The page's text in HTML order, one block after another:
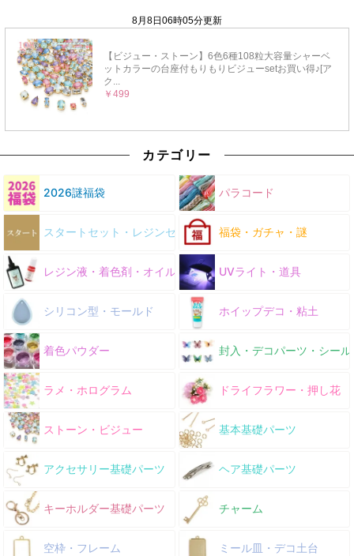
カテゴリー
2026謎福袋 パラコード
スタートセット・レジンセット 福袋・ガチャ・謎
レジン液・着色剤・オイル UVライト・道具
シリコン型・モールド ホイップデコ・粘土
着色パウダー 封入・デコパーツ・シール
ラメ・ホログラム ドライフラワー・押し花
ストーン・ビジュー 基本基礎パーツ
アクセサリー基礎パーツ ヘア基礎パーツ
キーホルダー基礎パーツ チャーム
空枠・フレーム ミール皿・デコ土台